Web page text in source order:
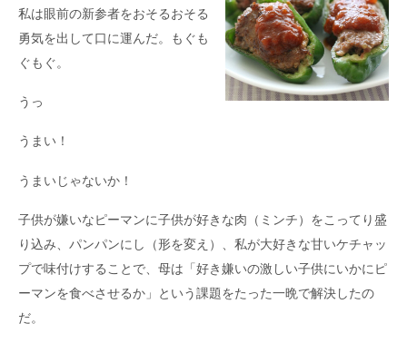
私は眼前の新参者をおそるおそる
勇気を出して口に運んだ。もぐも
ぐもぐ。
うっ
うまい！
うまいじゃないか！
子供が嫌いなピーマンに子供が好きな肉（ミンチ）をこってり盛
り込み、パンパンにし（形を変え）、私が大好きな甘いケチャッ
プで味付けすることで、母は「好き嫌いの激しい子供にいかにピ
ーマンを食べさせるか」という課題をたった一晩で解決したの
だ。